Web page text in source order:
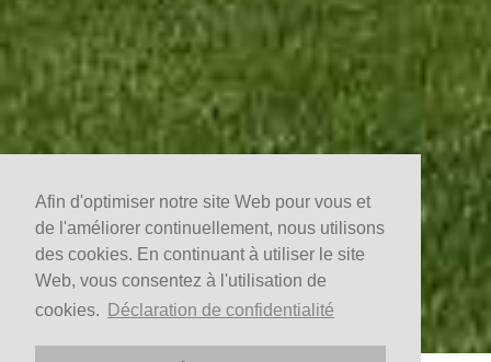
Afin d'optimiser notre site Web pour vous et
de l'améliorer continuellement, nous utilisons
des cookies. En continuant à utiliser le site
Web, vous consentez à l'utilisation de
cookies.
Déclaration de confidentialité